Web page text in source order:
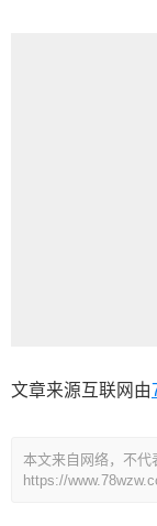
文章来源互联网由
本文来自网络，不代
https://